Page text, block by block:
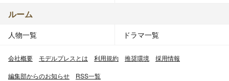
ルーム
人物一覧 ドラマ一覧
会社概要 モデルプレスとは 利用規約 推奨環境 採用情報
編集部からのお知らせ RSS一覧